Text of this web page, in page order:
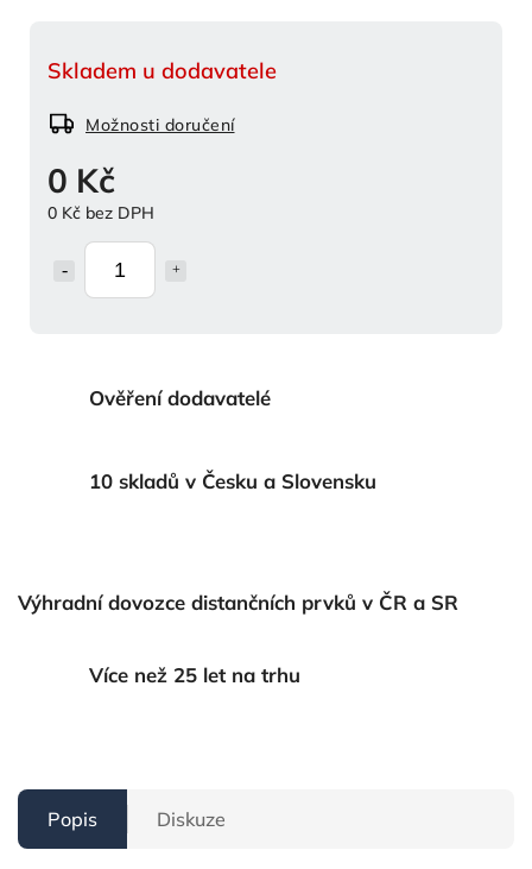
0 Kč
0 Kč bez DPH
Skladem u dodavatele
Možnosti doručení
Ověření dodavatelé
10 skladů v Česku a Slovensku
Výhradní dovozce distančních prvků v ČR a SR
Více než 25 let na trhu
Popis Diskuze